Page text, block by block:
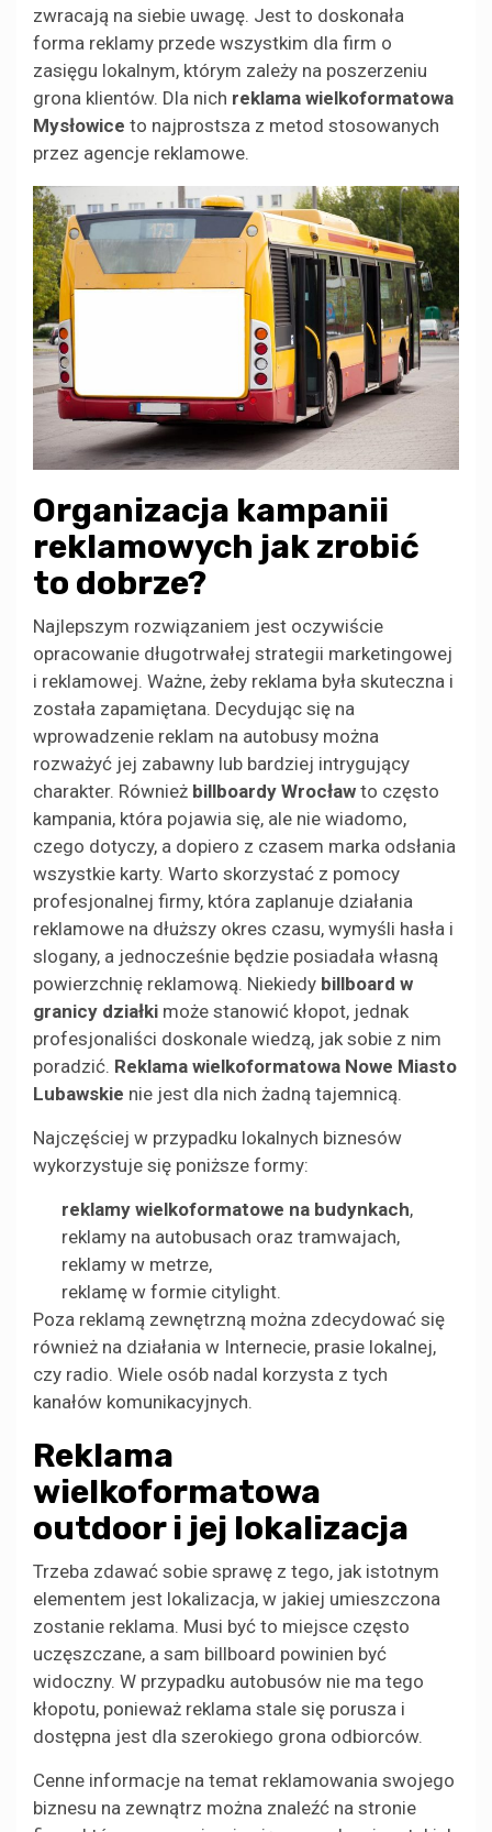
zwracają na siebie uwagę. Jest to doskonała
forma reklamy przede wszystkim dla firm o
zasięgu lokalnym, którym zależy na poszerzeniu
grona klientów. Dla nich reklama wielkoformatowa
Mysłowice to najprostsza z metod stosowanych
przez agencje reklamowe.
Organizacja kampanii
reklamowych jak zrobić
to dobrze?
Najlepszym rozwiązaniem jest oczywiście
opracowanie długotrwałej strategii marketingowej
i reklamowej. Ważne, żeby reklama była skuteczna i
została zapamiętana. Decydując się na
wprowadzenie reklam na autobusy można
rozważyć jej zabawny lub bardziej intrygujący
charakter. Również billboardy Wrocław to często
kampania, która pojawia się, ale nie wiadomo,
czego dotyczy, a dopiero z czasem marka odsłania
wszystkie karty. Warto skorzystać z pomocy
profesjonalnej firmy, która zaplanuje działania
reklamowe na dłuższy okres czasu, wymyśli hasła i
slogany, a jednocześnie będzie posiadała własną
powierzchnię reklamową. Niekiedy billboard w
granicy działki może stanowić kłopot, jednak
profesjonaliści doskonale wiedzą, jak sobie z nim
poradzić. Reklama wielkoformatowa Nowe Miasto
Lubawskie nie jest dla nich żadną tajemnicą.
Najczęściej w przypadku lokalnych biznesów
wykorzystuje się poniższe formy:
reklamy wielkoformatowe na budynkach,
reklamy na autobusach oraz tramwajach,
reklamy w metrze,
reklamę w formie citylight.
Poza reklamą zewnętrzną można zdecydować się
również na działania w Internecie, prasie lokalnej,
czy radio. Wiele osób nadal korzysta z tych
kanałów komunikacyjnych.
Reklama
wielkoformatowa
outdoor i jej lokalizacja
Trzeba zdawać sobie sprawę z tego, jak istotnym
elementem jest lokalizacja, w jakiej umieszczona
zostanie reklama. Musi być to miejsce często
uczęszczane, a sam billboard powinien być
widoczny. W przypadku autobusów nie ma tego
kłopotu, ponieważ reklama stale się porusza i
dostępna jest dla szerokiego grona odbiorców.
Cenne informacje na temat reklamowania swojego
biznesu na zewnątrz można znaleźć na stronie